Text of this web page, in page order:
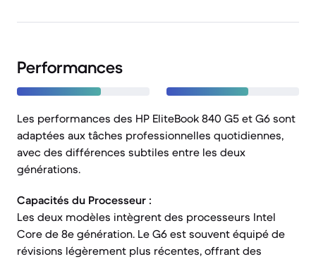
Performances
Les performances des HP EliteBook 840 G5 et G6 sont
adaptées aux tâches professionnelles quotidiennes,
avec des différences subtiles entre les deux
générations.
Capacités du Processeur :
Les deux modèles intègrent des processeurs Intel
Core de 8e génération. Le G6 est souvent équipé de
révisions légèrement plus récentes, offrant des